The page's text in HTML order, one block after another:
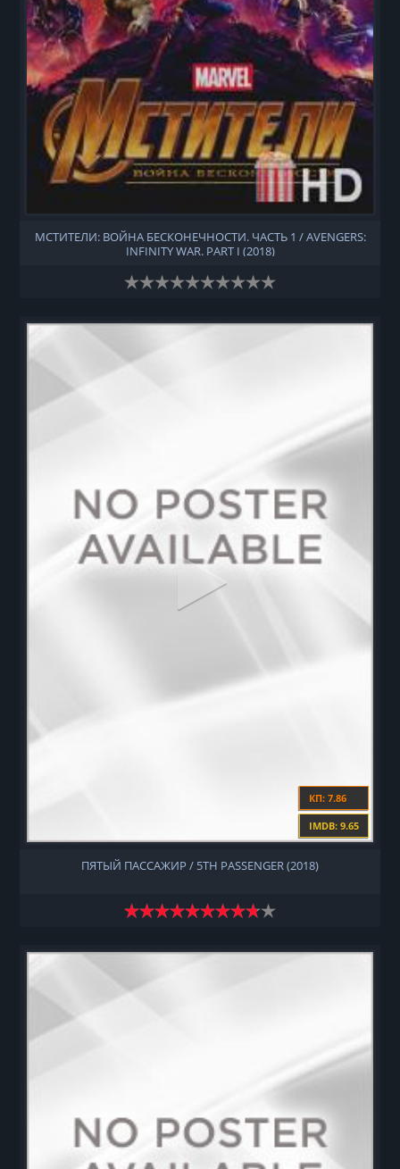
МСТИТЕЛИ: ВОЙНА БЕСКОНЕЧНОСТИ. ЧАСТЬ 1 / AVENGERS:
INFINITY WAR. PART I (2018)
КП: 7.86
IMDB: 9.65
ПЯТЫЙ ПАССАЖИР / 5TH PASSENGER (2018)